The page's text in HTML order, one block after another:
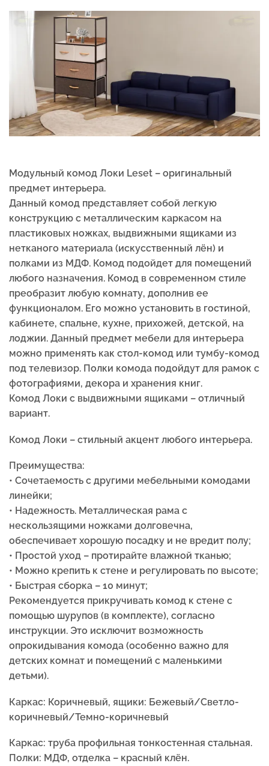
Модульный комод Локи Leset – оригинальный
предмет интерьера.
Данный комод представляет собой легкую
конструкцию с металлическим каркасом на
пластиковых ножках, выдвижными ящиками из
нетканого материала (искусственный лён) и
полками из МДФ. Комод подойдет для помещений
любого назначения. Комод в современном стиле
преобразит любую комнату, дополнив ее
функционалом. Его можно установить в гостиной,
кабинете, спальне, кухне, прихожей, детской, на
лоджии. Данный предмет мебели для интерьера
можно применять как стол-комод или тумбу-комод
под телевизор. Полки комода подойдут для рамок с
фотографиями, декора и хранения книг.
Комод Локи с выдвижными ящиками – отличный
вариант.
Комод Локи – стильный акцент любого интерьера.
Преимущества:
• Сочетаемость с другими мебельными комодами
линейки;
• Надежность. Металлическая рама с
нескользящими ножками долговечна,
обеспечивает хорошую посадку и не вредит полу;
• Простой уход – протирайте влажной тканью;
• Можно крепить к стене и регулировать по высоте;
• Быстрая сборка – 10 минут;
Рекомендуется прикручивать комод к стене с
помощью шурупов (в комплекте), согласно
инструкции. Это исключит возможность
опрокидывания комода (особенно важно для
детских комнат и помещений с маленькими
детьми).
Каркас: Коричневый, ящики: Бежевый/Светло-
коричневый/Темно-коричневый
Каркас: труба профильная тонкостенная стальная.
Полки: МДФ, отделка – красный клён.